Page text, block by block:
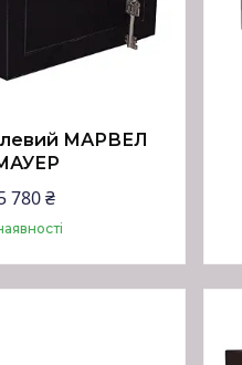
МАРВЕЛ
780 ₴